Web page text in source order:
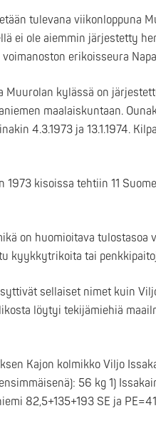
tulevana viikonloppuna
ei ole aiemmin järjestetty
erikoisseura
kylässä on
maalaiskuntaan.
4.3.1973 ja 13.1.1974.
kisoissa tehtiin 11
on huomioitava
kyykkytrikoita tai
sellaiset nimet kuin
löytyi tekijämiehiä
Kajon kolmikko Viljo
56 kg 1)
82,5+135+193 SE ja